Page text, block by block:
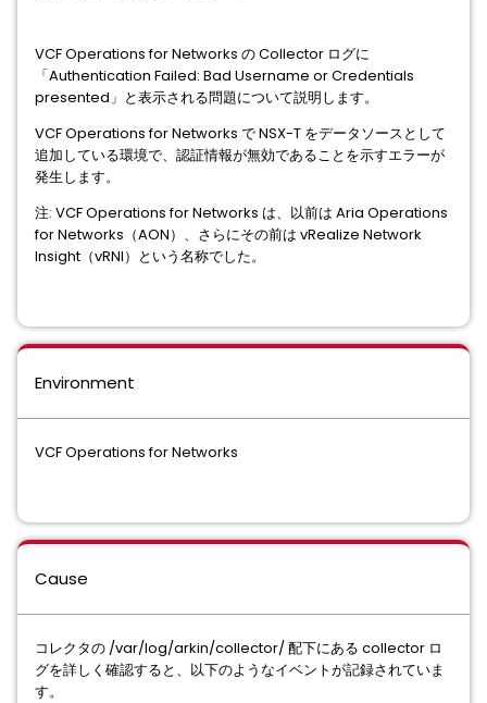
VCF Operations for Networks の Collector ログに
「Authentication Failed: Bad Username or Credentials
presented」と表示される問題について説明します。
VCF Operations for Networks で NSX-T をデータソースとして
追加している環境で、認証情報が無効であることを示すエラーが
発生します。
注: VCF Operations for Networks は、以前は Aria Operations
for Networks（AON）、さらにその前は vRealize Network
Insight（vRNI）という名称でした。
Environment
VCF Operations for Networks
Cause
コレクタの /var/log/arkin/collector/ 配下にある collector ロ
グを詳しく確認すると、以下のようなイベントが記録されていま
す。